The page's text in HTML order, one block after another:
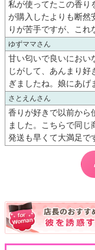
私が使ってたこの香り
が購入したよりも断然
りが苦手ですが、これ
ゆずママ
甘い匂いで良いにおい
じがして、あんまり
ぎましたね。娘にあげ
さとえん
香りが好きで以前から
ました。こちらで同じ
発送も早くて大満足で